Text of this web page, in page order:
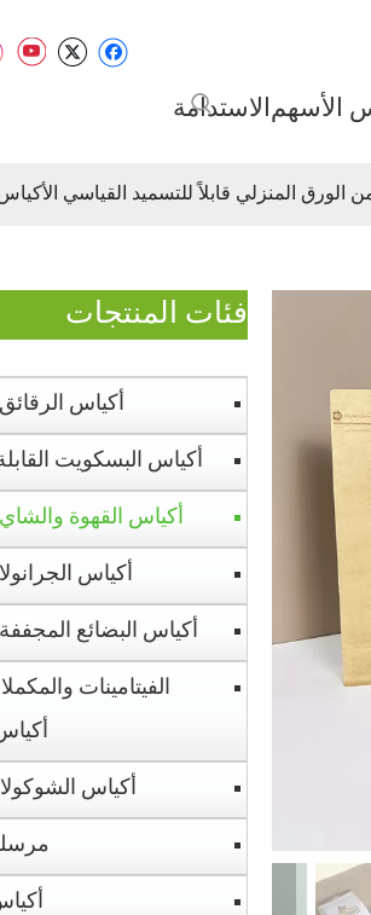
الأسهم الاستدامة
فئات المنتجات
أكياس
أكياس البسكويت
أكياس القهوة
أكياس
أكياس البضائع
الفيتامينات
أكياس